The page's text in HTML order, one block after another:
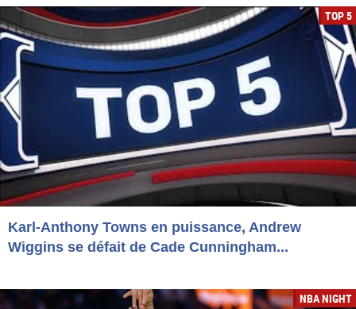
TOP 5
Karl-Anthony Towns en puissance, Andrew
Wiggins se défait de Cade Cunningham...
NBA NIGHT